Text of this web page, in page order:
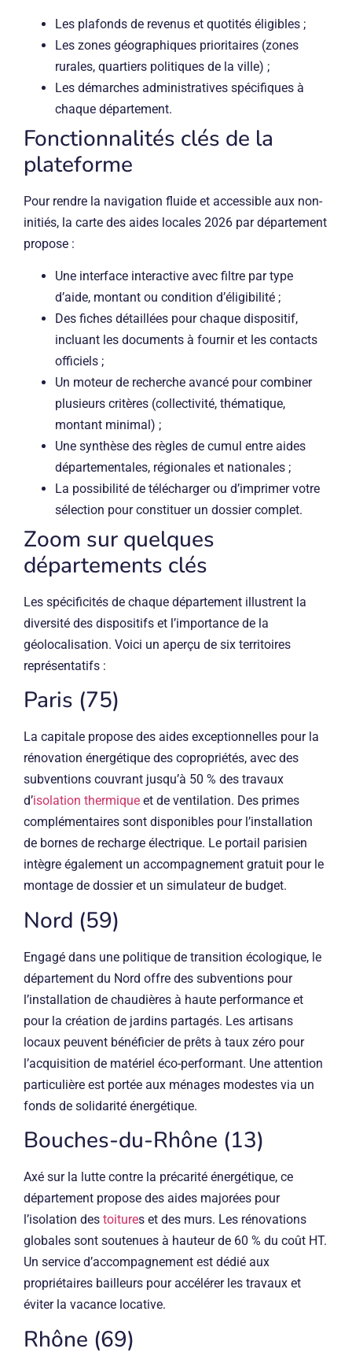
Les plafonds de revenus et quotités éligibles ;
Les zones géographiques prioritaires (zones
rurales, quartiers politiques de la ville) ;
Les démarches administratives spécifiques à
chaque département.
Fonctionnalités clés de la
plateforme
Pour rendre la navigation fluide et accessible aux non-
initiés, la carte des aides locales 2026 par département
propose :
Une interface interactive avec filtre par type
d’aide, montant ou condition d’éligibilité ;
Des fiches détaillées pour chaque dispositif,
incluant les documents à fournir et les contacts
officiels ;
Un moteur de recherche avancé pour combiner
plusieurs critères (collectivité, thématique,
montant minimal) ;
Une synthèse des règles de cumul entre aides
départementales, régionales et nationales ;
La possibilité de télécharger ou d’imprimer votre
sélection pour constituer un dossier complet.
Zoom sur quelques
départements clés
Les spécificités de chaque département illustrent la
diversité des dispositifs et l’importance de la
géolocalisation. Voici un aperçu de six territoires
représentatifs :
Paris (75)
La capitale propose des aides exceptionnelles pour la
rénovation énergétique des copropriétés, avec des
subventions couvrant jusqu’à 50 % des travaux
d’isolation thermique et de ventilation. Des primes
complémentaires sont disponibles pour l’installation
de bornes de recharge électrique. Le portail parisien
intègre également un accompagnement gratuit pour le
montage de dossier et un simulateur de budget.
Nord (59)
Engagé dans une politique de transition écologique, le
département du Nord offre des subventions pour
l’installation de chaudières à haute performance et
pour la création de jardins partagés. Les artisans
locaux peuvent bénéficier de prêts à taux zéro pour
l’acquisition de matériel éco-performant. Une attention
particulière est portée aux ménages modestes via un
fonds de solidarité énergétique.
Bouches-du-Rhône (13)
Axé sur la lutte contre la précarité énergétique, ce
département propose des aides majorées pour
l’isolation des toitures et des murs. Les rénovations
globales sont soutenues à hauteur de 60 % du coût HT.
Un service d’accompagnement est dédié aux
propriétaires bailleurs pour accélérer les travaux et
éviter la vacance locative.
Rhône (69)